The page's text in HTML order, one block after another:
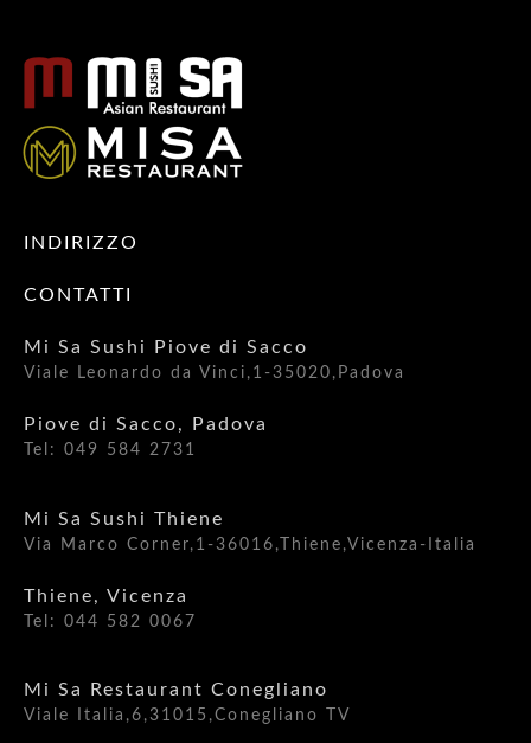
INDIRIZZO
CONTATTI
Mi Sa Sushi Piove di Sacco
Viale Leonardo da Vinci,1-35020,Padova
Piove di Sacco, Padova
Tel: 049 584 2731
Mi Sa Sushi Thiene
Via Marco Corner,1-36016,Thiene,Vicenza-Italia
Thiene, Vicenza
Tel: 044 582 0067
Mi Sa Restaurant Conegliano
Viale Italia,6,31015,Conegliano TV